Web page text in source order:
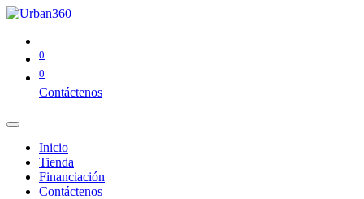
0
0
Contáctenos
Inicio
Tienda
Financiación
Contáctenos